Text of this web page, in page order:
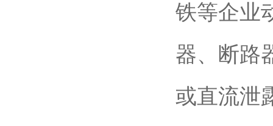
铁等企业
器、断路
或直流泄